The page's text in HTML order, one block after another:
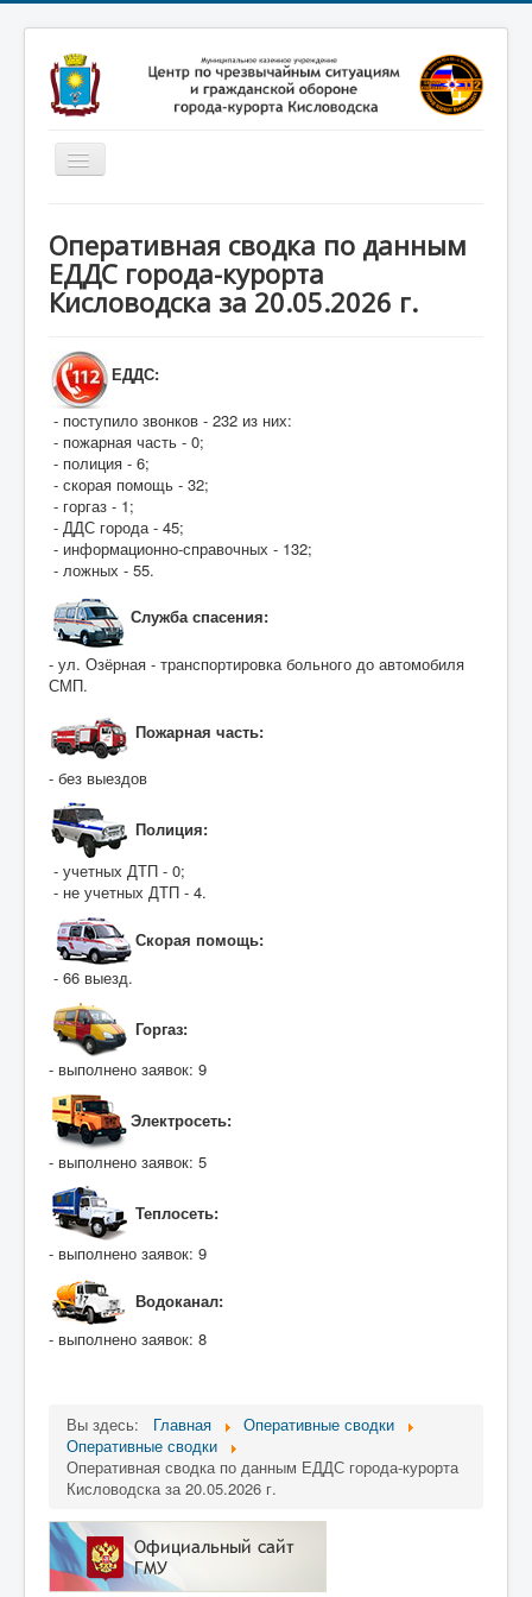
Включить/
выключить
Новости
Законодательство
Профилактика терроризма
Фотоматериалы
О нас
Оперативная сводка по данным
ЕДДС города-курорта
Кисловодска за 20.05.2026 г.
ЕДДС:
- поступило звонков - 232 из них:
- пожарная часть - 0;
- полиция - 6;
- скорая помощь - 32;
- горгаз - 1;
- ДДС города - 45;
- информационно-справочных - 132;
- ложных - 55.
Служба спасения:
- ул. Озёрная - транспортировка больного до автомобиля
СМП.
Пожарная часть:
- без выездов
Полиция:
- учетных ДТП - 0;
- не учетных ДТП - 4.
Скорая помощь:
- 66 выезд.
Горгаз:
- выполнено заявок: 9
Электросеть:
- выполнено заявок: 5
Теплосеть:
- выполнено заявок: 9
Водоканал:
- выполнено заявок: 8
Вы здесь: Главная
Оперативные сводки
Оперативные сводки
Оперативная сводка по данным ЕДДС города-курорта
Кисловодска за 20.05.2026 г.